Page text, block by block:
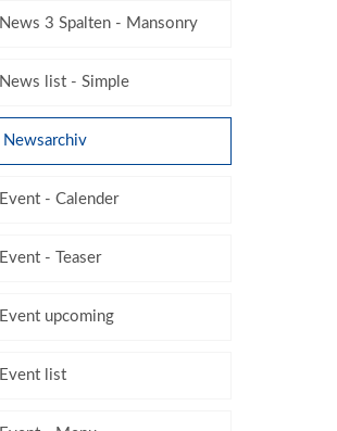
News 3 Spalten - Mansonry
News list - Simple
Newsarchiv
Event - Calender
Event - Teaser
Event upcoming
Event list